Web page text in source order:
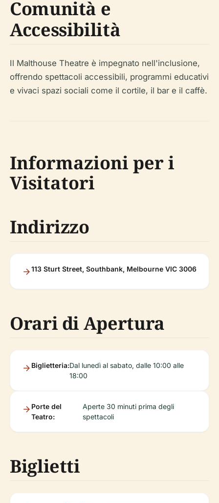
Comunità e
Accessibilità
Il Malthouse Theatre è impegnato nell'inclusione,
offrendo spettacoli accessibili, programmi educativi
e vivaci spazi sociali come il cortile, il bar e il caffè.
Informazioni per i
Visitatori
Indirizzo
113 Sturt Street, Southbank, Melbourne VIC 3006
Orari di Apertura
Biglietteria:Dal lunedì al sabato, dalle 10:00 alle
18:00
Porte del
Teatro:
Aperte 30 minuti prima degli
spettacoli
Biglietti